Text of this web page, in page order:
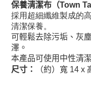
保養清潔布（Town
採用超細纖維製成的
清潔保養。
可輕鬆去除污垢、灰
澤。
本產品可使用中性清
尺寸：
（約）寬 14 x